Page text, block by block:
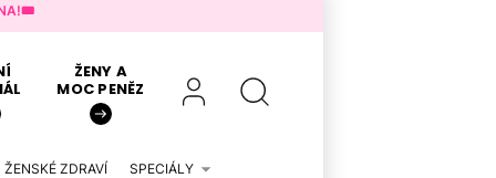
ŽENY A
MOC PENĚZ
ŽENSKÉ ZDRAVÍ SPECIÁLY